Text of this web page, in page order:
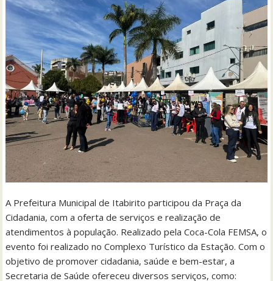
A Prefeitura Municipal de Itabirito participou da Praça da
Cidadania, com a oferta de serviços e realização de
atendimentos à população. Realizado pela Coca-Cola FEMSA, o
evento foi realizado no Complexo Turístico da Estação. Com o
objetivo de promover cidadania, saúde e bem-estar, a
Secretaria de Saúde ofereceu diversos serviços, como: